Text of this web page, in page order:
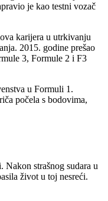
je kao testni vozač
karijera u utrkivanju
2015. godine prešao
3, Formule 2 i F3
u Formuli 1.
počela s bodovima,
strašnog sudara u
život u toj nesreći.